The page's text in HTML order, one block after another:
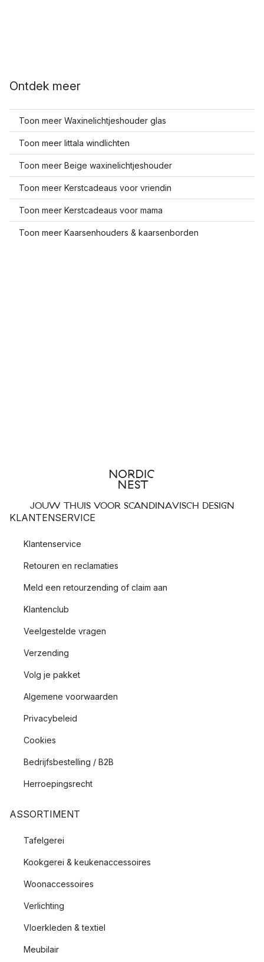
Ontdek meer
Toon meer Waxinelichtjeshouder glas
Toon meer Iittala windlichten
Toon meer Beige waxinelichtjeshouder
Toon meer Kerstcadeaus voor vriendin
Toon meer Kerstcadeaus voor mama
Toon meer Kaarsenhouders & kaarsenborden
JOUW THUIS VOOR SCANDINAVISCH DESIGN
KLANTENSERVICE
Klantenservice
Retouren en reclamaties
Meld een retourzending of claim aan
Klantenclub
Veelgestelde vragen
Verzending
Volg je pakket
Algemene voorwaarden
Privacybeleid
Cookies
Bedrijfsbestelling / B2B
Herroepingsrecht
ASSORTIMENT
Tafelgerei
Kookgerei & keukenaccessoires
Woonaccessoires
Verlichting
Vloerkleden & textiel
Meubilair